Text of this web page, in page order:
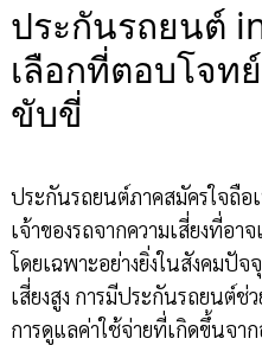
ประกันรถยนต์
เลือกที่ตอบโจท
ขับขี่
ประกันรถยนต์ภาคสมัครใจถื
เจ้าของรถจากความเสี่ยงที่อ
โดยเฉพาะอย่างยิ่งในสังคมปั
เสี่ยงสูง การมีประกันรถยนต์ช่
การดูแลค่าใช้จ่ายที่เกิดขึ้นจา